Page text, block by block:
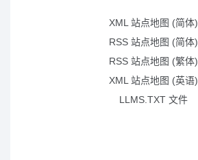
XML 站点地图 (简体)
RSS 站点地图 (简体)
RSS 站点地图 (繁体)
XML 站点地图 (英语)
LLMS.TXT 文件